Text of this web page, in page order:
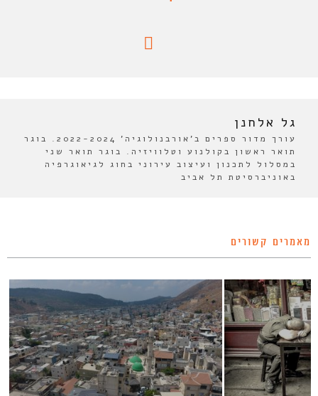
גל אלחנן
עורך מדור ספרים ב'אורבנולוגיה' 2022-2024. בוגר
תואר ראשון בקולנוע וטלוויזיה. בוגר תואר שני
במסלול לתכנון ועיצוב עירוני בחוג לגיאוגרפיה
באוניברסיטת תל אביב
מאמרים קשורים